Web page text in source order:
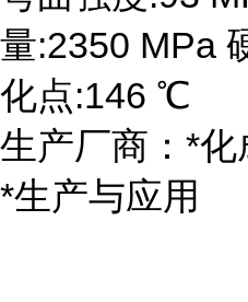
量:2350 MPa
化点:146 ℃
生产厂商：*化
*生产与应用